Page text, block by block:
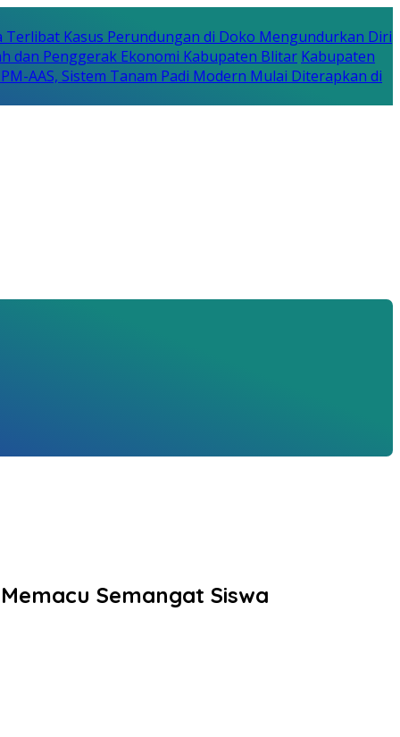
Terlibat Kasus Perundungan di Doko Mengundurkan Diri
dan Penggerak Ekonomi Kabupaten Blitar Kabupaten
AAS, Sistem Tanam Padi Modern Mulai Diterapkan di
Semangat Siswa